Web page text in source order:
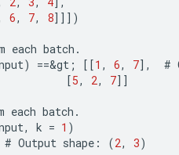
6, 7, 8]]] )
each batch .
) ==&gt ; [[1 , 6, 7] , #
[5, 2, 7]]
each batch .
, k = 1 )
# Output shape : (2, 3)